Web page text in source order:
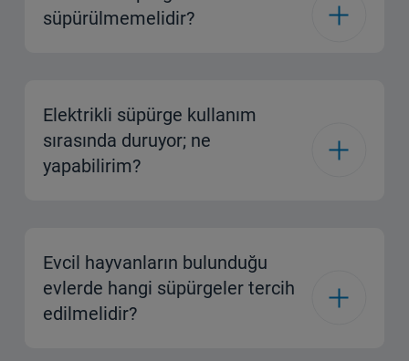
süpürülmemelidir?
Elektrikli süpürge kullanım
sırasında duruyor; ne
yapabilirim?
Evcil hayvanların bulunduğu
evlerde hangi süpürgeler tercih
edilmelidir?